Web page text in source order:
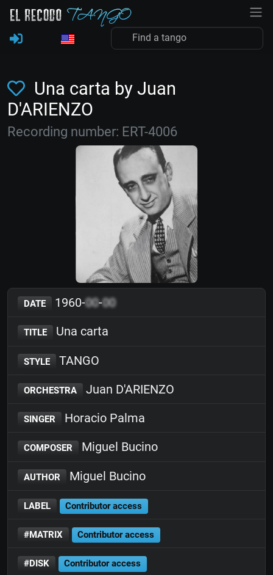
Una carta by Juan
D'ARIENZO
Recording number: ERT-4006
DATE 1960-00-00
TITLE Una carta
STYLE TANGO
ORCHESTRA Juan D'ARIENZO
SINGER Horacio Palma
COMPOSER Miguel Bucino
AUTHOR Miguel Bucino
LABEL Contributor access
#MATRIX Contributor access
#DISK Contributor access